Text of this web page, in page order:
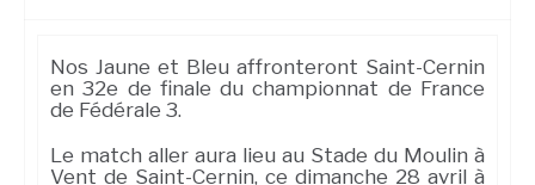
Nos Jaune et Bleu affronteront Saint-Cernin
en 32e de finale du championnat de France
de Fédérale 3.
Le match aller aura lieu au Stade du Moulin à
Vent de Saint-Cernin, ce dimanche 28 avril à